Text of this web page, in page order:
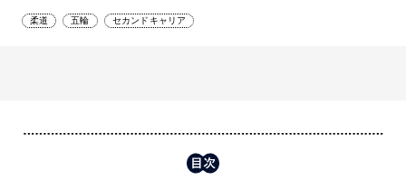
柔道 五輪 セカンドキャリア